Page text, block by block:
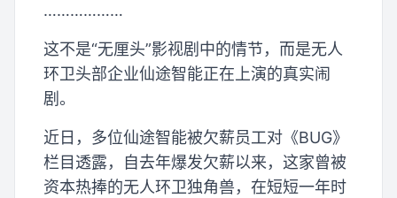
………………
这不是“无厘头”影视剧中的情节，而是无人
环卫头部企业仙途智能正在上演的真实闹
剧。
近日，多位仙途智能被欠薪员工对《BUG》
栏目透露，自去年爆发欠薪以来，这家曾被
资本热捧的无人环卫独角兽，在短短一年时